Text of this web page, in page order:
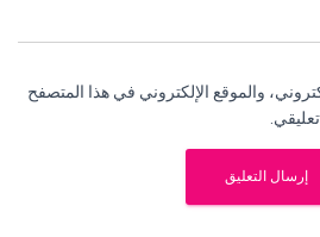
والموقع الإلكتروني في هذا المتصفح